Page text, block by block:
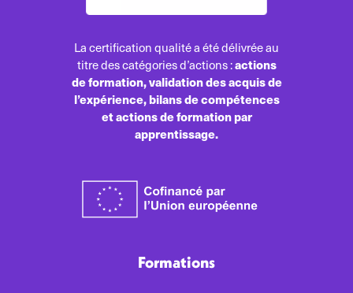
La certification qualité a été délivrée au
titre des catégories d’actions :actions
de formation, validation des acquis de
l’expérience, bilans de compétences
et actions de formation par
apprentissage.
Formations